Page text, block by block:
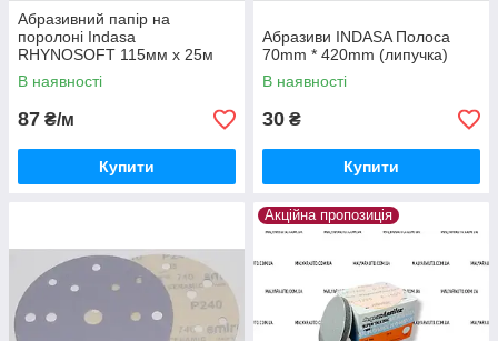
Абразивний папір на
поролоні Indasa
RHYNOSOFT 115мм х 25м
В наявності
87 ₴/м
Купити
Абразиви INDASA Полоса
70mm * 420mm (липучка)
В наявності
30 ₴
Купити
Акційна пропозиція